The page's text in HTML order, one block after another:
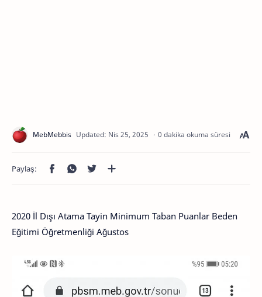
0 dakika okuma süresi
2020 İl Dışı Atama Tayin Minimum Taban Puanlar Beden
Eğitimi Öğretmenliği Ağustos